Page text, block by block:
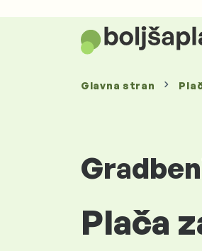
Glavna stran
Plača